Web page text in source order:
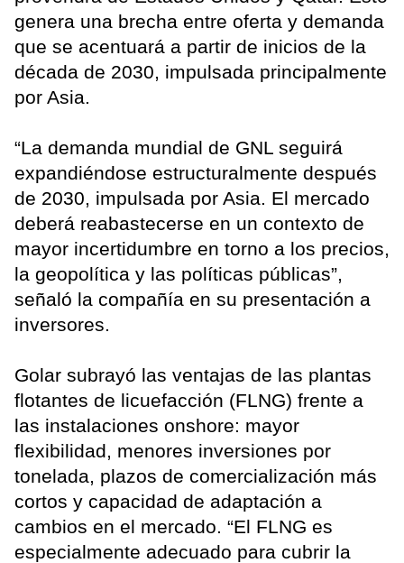
genera una brecha entre oferta y demanda
que se acentuará a partir de inicios de la
década de 2030, impulsada principalmente
por Asia.
“La demanda mundial de GNL seguirá
expandiéndose estructuralmente después
de 2030, impulsada por Asia. El mercado
deberá reabastecerse en un contexto de
mayor incertidumbre en torno a los precios,
la geopolítica y las políticas públicas”,
señaló la compañía en su presentación a
inversores.
Golar subrayó las ventajas de las plantas
flotantes de licuefacción (FLNG) frente a
las instalaciones onshore: mayor
flexibilidad, menores inversiones por
tonelada, plazos de comercialización más
cortos y capacidad de adaptación a
cambios en el mercado. “El FLNG es
especialmente adecuado para cubrir la